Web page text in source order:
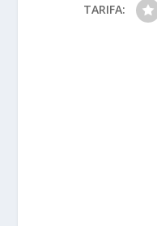
TARIFA: